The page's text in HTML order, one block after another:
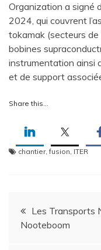
Organization a signé
2024, qui couvrent
tokamak (secteurs de
bobines
instrumentation ainsi
et de support
Share this…
chantier,fusion, ITER
Navigation
de
Les Transports
Nooteboom